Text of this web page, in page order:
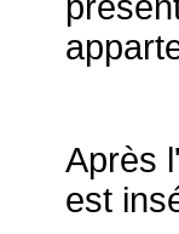
Après
est